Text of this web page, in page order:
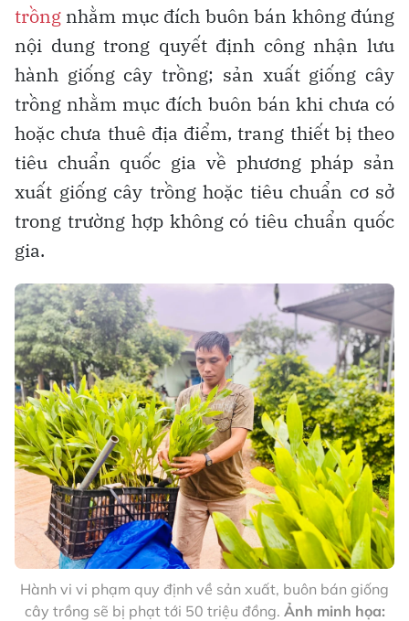
trồng nhằm mục đích buôn bán không đúng
nội dung trong quyết định công nhận lưu
hành giống cây trồng; sản xuất giống cây
trồng nhằm mục đích buôn bán khi chưa có
hoặc chưa thuê địa điểm, trang thiết bị theo
tiêu chuẩn quốc gia về phương pháp sản
xuất giống cây trồng hoặc tiêu chuẩn cơ sở
trong trường hợp không có tiêu chuẩn quốc
gia.
Hành vi vi phạm quy định về sản xuất, buôn bán giống
cây trồng sẽ bị phạt tới 50 triệu đồng. Ảnh minh họa: